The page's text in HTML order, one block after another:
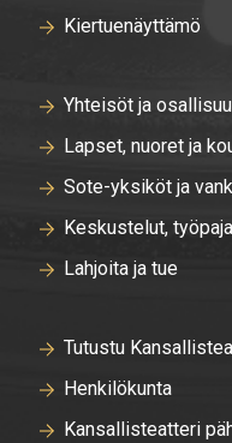
Kiertuenäyttämö
Yhteisöt ja
Lapset, nuoret ja
Sote-yksiköt ja
Keskustelut,
Lahjoita ja tue
Tutustu
Henkilökunta
Kansallisteatteri